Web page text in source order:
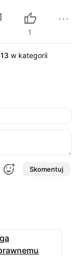
1
w kategorii
Skomentuj